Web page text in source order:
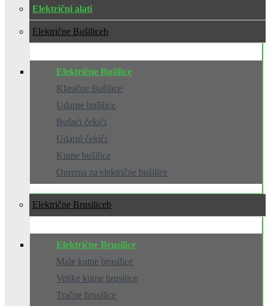
Električni alati
Električne Bušilice
Električne Bušilice
Klasične Bušilice
Udarne bušilice
Bušaći čekići
Udarni čekići
Kutne bušilice
Oprema za električne bušilice
Električne Brusilice
Električne Brusilice
Male kutne brusilice
Velike kutne brusilice
Tračne brusilice